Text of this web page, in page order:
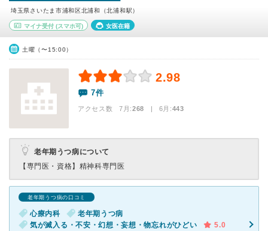
埼玉県さいたま市浦和区北浦和（北浦和駅）
マイナ受付 (スマホ可) 女医在籍
土曜（〜15:00）
2.98
7件
アクセス数 7月:268 | 6月:443
老年期うつ病について
【専門医・資格】 精神科専門医
老年期うつ病の口コミ
心療内科
老年期うつ病
気が滅入る・不安・幻想・妄想・物忘れがひどい
5.0